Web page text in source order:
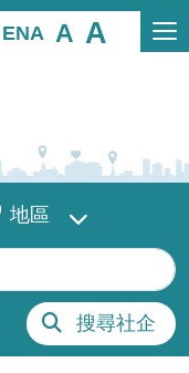
EN
地區
搜尋社企